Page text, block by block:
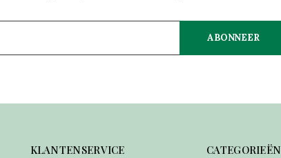
ABONNEER
KLANTENSERVICE CATEGORIEËN